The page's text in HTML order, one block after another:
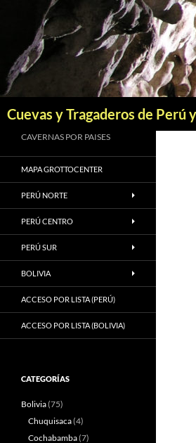
contenido
Cuevas y Tragaderos de Perú
CAVERNAS POR PAISES
MAPA GROTTOCENTER
PERÚ NORTE
PERÚ CENTRO
PERÚ SUR
BOLIVIA
ACCESO POR LISTA (PERÚ)
ACCESO POR LISTA (BOLIVIA)
CATEGORÍAS
Bolivia(75)
Chuquisaca(4)
Cochabamba(7)